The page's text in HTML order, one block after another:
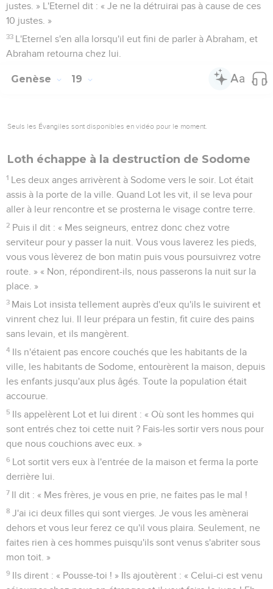
justes. » L'Eternel dit : « Je ne la détruirai pas à cause de ces
10 justes. »
33 L'Eternel s'en alla lorsqu'il eut fini de parler à Abraham, et
Abraham retourna chez lui.
Genèse 19
Seuls les Évangiles sont disponibles en vidéo pour le moment.
Loth échappe à la destruction de Sodome
1 Les deux anges arrivèrent à Sodome vers le soir. Lot était
assis à la porte de la ville. Quand Lot les vit, il se leva pour
aller à leur rencontre et se prosterna le visage contre terre.
2 Puis il dit : « Mes seigneurs, entrez donc chez votre
serviteur pour y passer la nuit. Vous vous laverez les pieds,
vous vous lèverez de bon matin puis vous poursuivrez votre
route. » « Non, répondirent-ils, nous passerons la nuit sur la
place. »
3 Mais Lot insista tellement auprès d'eux qu'ils le suivirent et
vinrent chez lui. Il leur prépara un festin, fit cuire des pains
sans levain, et ils mangèrent.
4 Ils n'étaient pas encore couchés que les habitants de la
ville, les habitants de Sodome, entourèrent la maison, depuis
les enfants jusqu'aux plus âgés. Toute la population était
accourue.
5 Ils appelèrent Lot et lui dirent : « Où sont les hommes qui
sont entrés chez toi cette nuit ? Fais-les sortir vers nous pour
que nous couchions avec eux. »
6 Lot sortit vers eux à l'entrée de la maison et ferma la porte
derrière lui.
7 Il dit : « Mes frères, je vous en prie, ne faites pas le mal !
8 J'ai ici deux filles qui sont vierges. Je vous les amènerai
dehors et vous leur ferez ce qu'il vous plaira. Seulement, ne
faites rien à ces hommes puisqu'ils sont venus s'abriter sous
mon toit. »
9 Ils dirent : « Pousse-toi ! » Ils ajoutèrent : « Celui-ci est venu